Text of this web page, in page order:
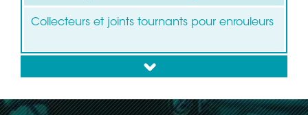
Collecteurs et joints tournants pour enrouleurs
down